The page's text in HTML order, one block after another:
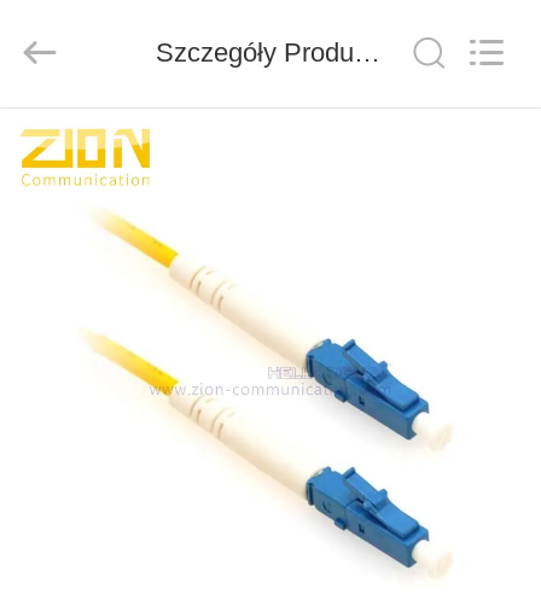
DOM
PRODUKTY
WYCIECZKA
LTD.
Szczegóły Produktu